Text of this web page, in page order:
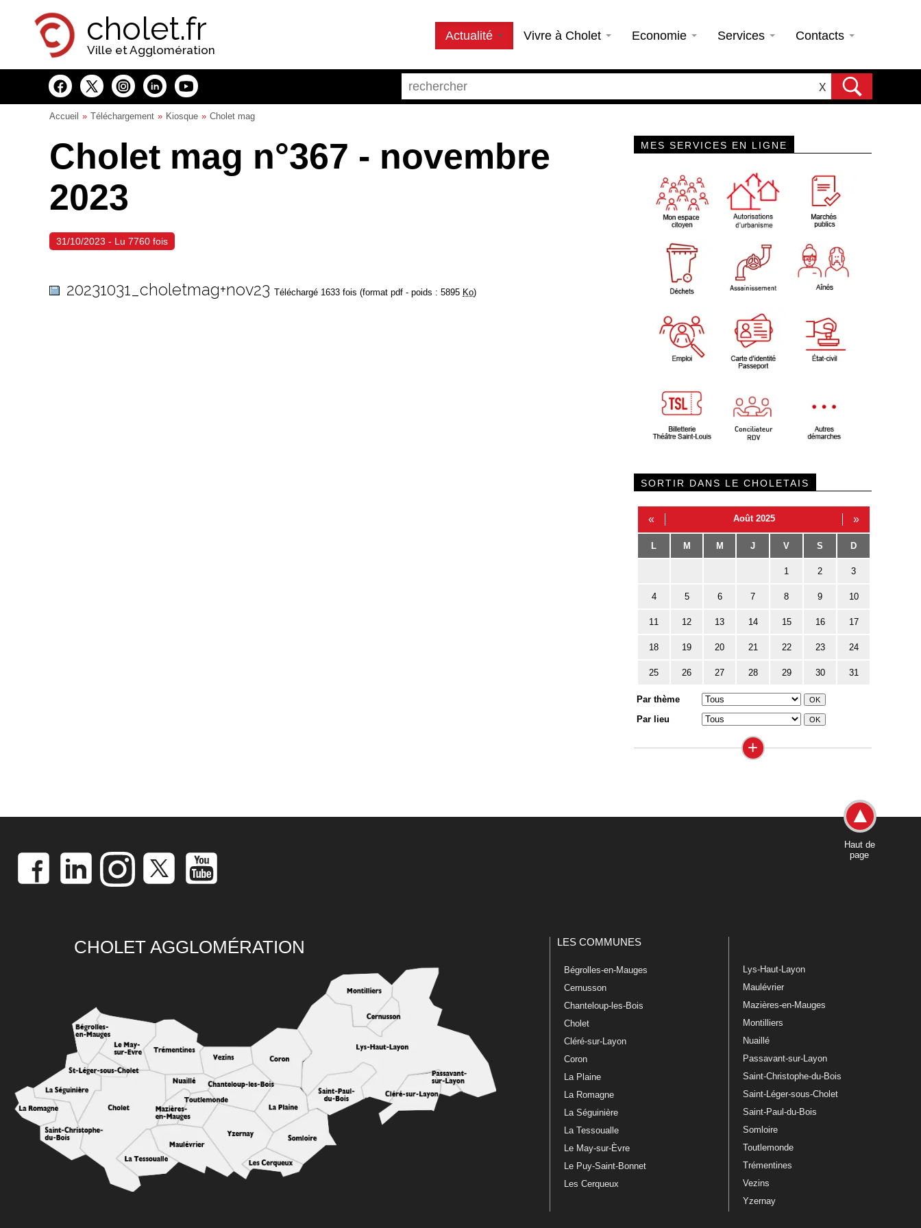
cholet.fr
Ville et Agglomération
Actualité Vivre à Cholet Economie Services Contacts
X
Accueil Téléchargement Kiosque Cholet mag
Cholet mag n°367 - novembre
2023
31/10/2023 - Lu 7760 fois
20231031_choletmag+nov23 Téléchargé 1633 fois (format pdf - poids : 5895 Ko)
MES SERVICES EN LIGNE
SORTIR DANS LE CHOLETAIS
« Août 2025 »
L M M J V S D
1 2 3
4 5 6 7 8 9 10
11 12 13 14 15 16 17
18 19 20 21 22 23 24
25 26 27 28 29 30 31
Par thème
Par lieu
+
Haut de
page
CHOLET AGGLOMÉRATION LES COMMUNES
Bégrolles-en-Mauges
Cernusson
Chanteloup-les-Bois
Cholet
Cléré-sur-Layon
Coron
La Plaine
La Romagne
La Séguinière
La Tessoualle
Le May-sur-Èvre
Le Puy-Saint-Bonnet
Les Cerqueux
Lys-Haut-Layon
Maulévrier
Mazières-en-Mauges
Montilliers
Nuaillé
Passavant-sur-Layon
Saint-Christophe-du-Bois
Saint-Léger-sous-Cholet
Saint-Paul-du-Bois
Somloire
Toutlemonde
Trémentines
Vezins
Yzernay